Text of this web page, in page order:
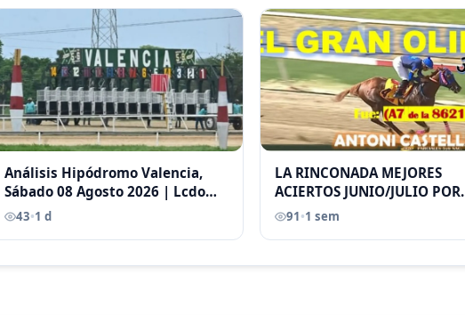
Análisis Hipódromo Valencia,
Sábado 08 Agosto 2026 | Lcdo
Antoni Castellano |
43•1 d
LA RINCONADA MEJORES
ACIERTOS JUNIO/JULIO POR
ANTONI CASTELLANO
91•1 sem